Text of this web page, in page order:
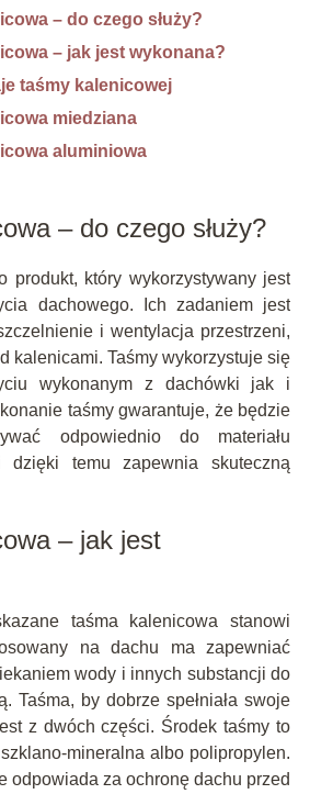
– do czego służy?
– jak jest wykonana?
taśmy kalenicowej
miedziana
aluminiowa
– do czego służy?
produkt, który wykorzystywany jest
dachowego. Ich zadaniem jest
i wentylacja przestrzeni,
kalenicami. Taśmy wykorzystuje się
wykonanym z dachówki jak i
taśmy gwarantuje, że będzie
odpowiednio do materiału
dzięki temu zapewnia skuteczną
– jak jest
taśma kalenicowa stanowi
na dachu ma zapewniać
wody i innych substancji do
Taśma, by dobrze spełniała swoje
z dwóch części. Środek taśmy to
mineralna albo polipropylen.
odpowiada za ochronę dachu przed